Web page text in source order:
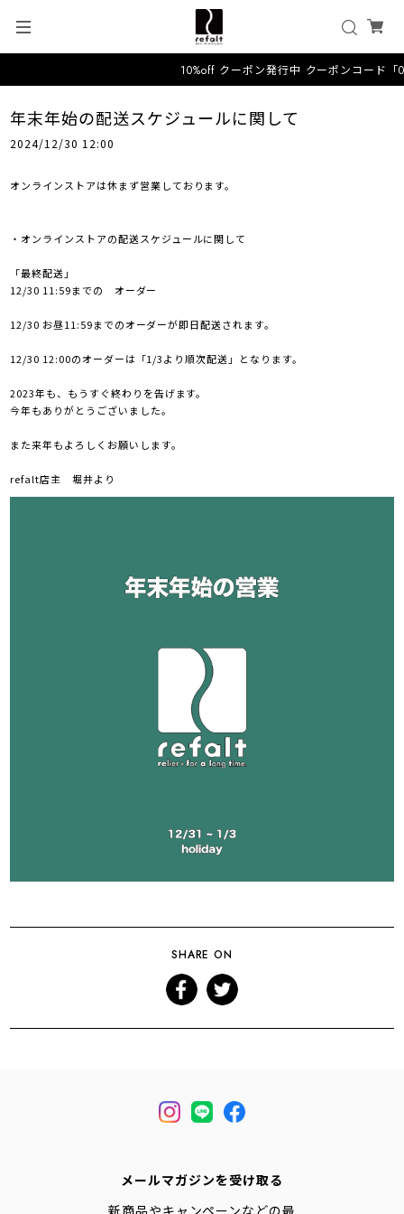
10%off クーポン発行中 クーポンコード
年末年始の配送スケジュールに関して
2024/12/30 12:00
オンラインストアは休まず営業しております。
・オンラインストアの配送スケジュールに関して
「最終配送」
12/30 11:59までの オーダー
12/30 お昼11:59までのオーダーが即日配送されます。
12/30 12:00のオーダーは「1/3より順次配送」となります。
2023年も、もうすぐ終わりを告げます。
今年もありがとうございました。
また来年もよろしくお願いします。
refalt店主 堀井より
SHARE ON
メールマガジンを受け取る